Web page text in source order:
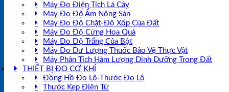
Máy Đo Điện Tích Lá Cây
Máy Đo Độ Ẩm Nông Sản
Máy Đo Độ Chặt-Độ Xốp Của Đất
Máy Đo Độ Cứng Hoa Quả
Máy Đo Độ Trắng Của Bột
Máy Đo Dư Lượng Thuốc Bảo Vệ Thực Vật
Máy Phân Tích Hàm Lượng Dinh Dưỡng Trong Đất
THIẾT BỊ ĐO CƠ KHÍ
Đồng Hồ Đo Lỗ-Thước Đo Lỗ
Thước Kẹp Điện Tử